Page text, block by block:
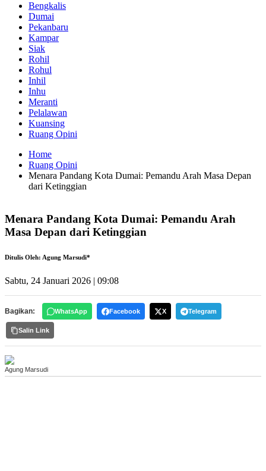
Bengkalis
Dumai
Pekanbaru
Kampar
Siak
Rohil
Rohul
Inhil
Inhu
Meranti
Pelalawan
Kuansing
Ruang Opini
Home
Ruang Opini
Menara Pandang Kota Dumai: Pemandu Arah Masa Depan
dari Ketinggian
Menara Pandang Kota Dumai: Pemandu Arah
Masa Depan dari Ketinggian
Ditulis Oleh: Agung Marsudi*
Sabtu, 24 Januari 2026 | 09:08
Bagikan: WhatsApp Facebook X Telegram
Salin Link
Agung Marsudi